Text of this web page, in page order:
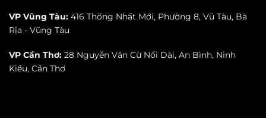
VP Vũng Tàu: 416 Thống Nhất Mới, Phường 8, Vũ Tàu, Bà
Rịa - Vũng Tàu
VP Cần Thơ: 28 Nguyễn Văn Cừ Nối Dài, An Bình, Ninh
Kiều, Cần Thơ